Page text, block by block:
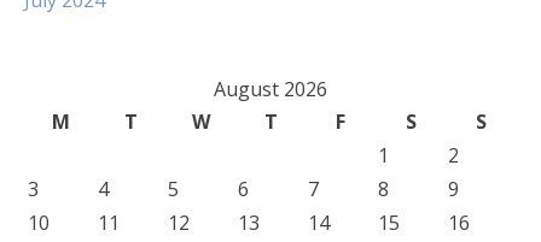
August 2026
M
T W T F S
S
1
2
3
4 5 6 7 8
9
10
11 12 13 14 15
16